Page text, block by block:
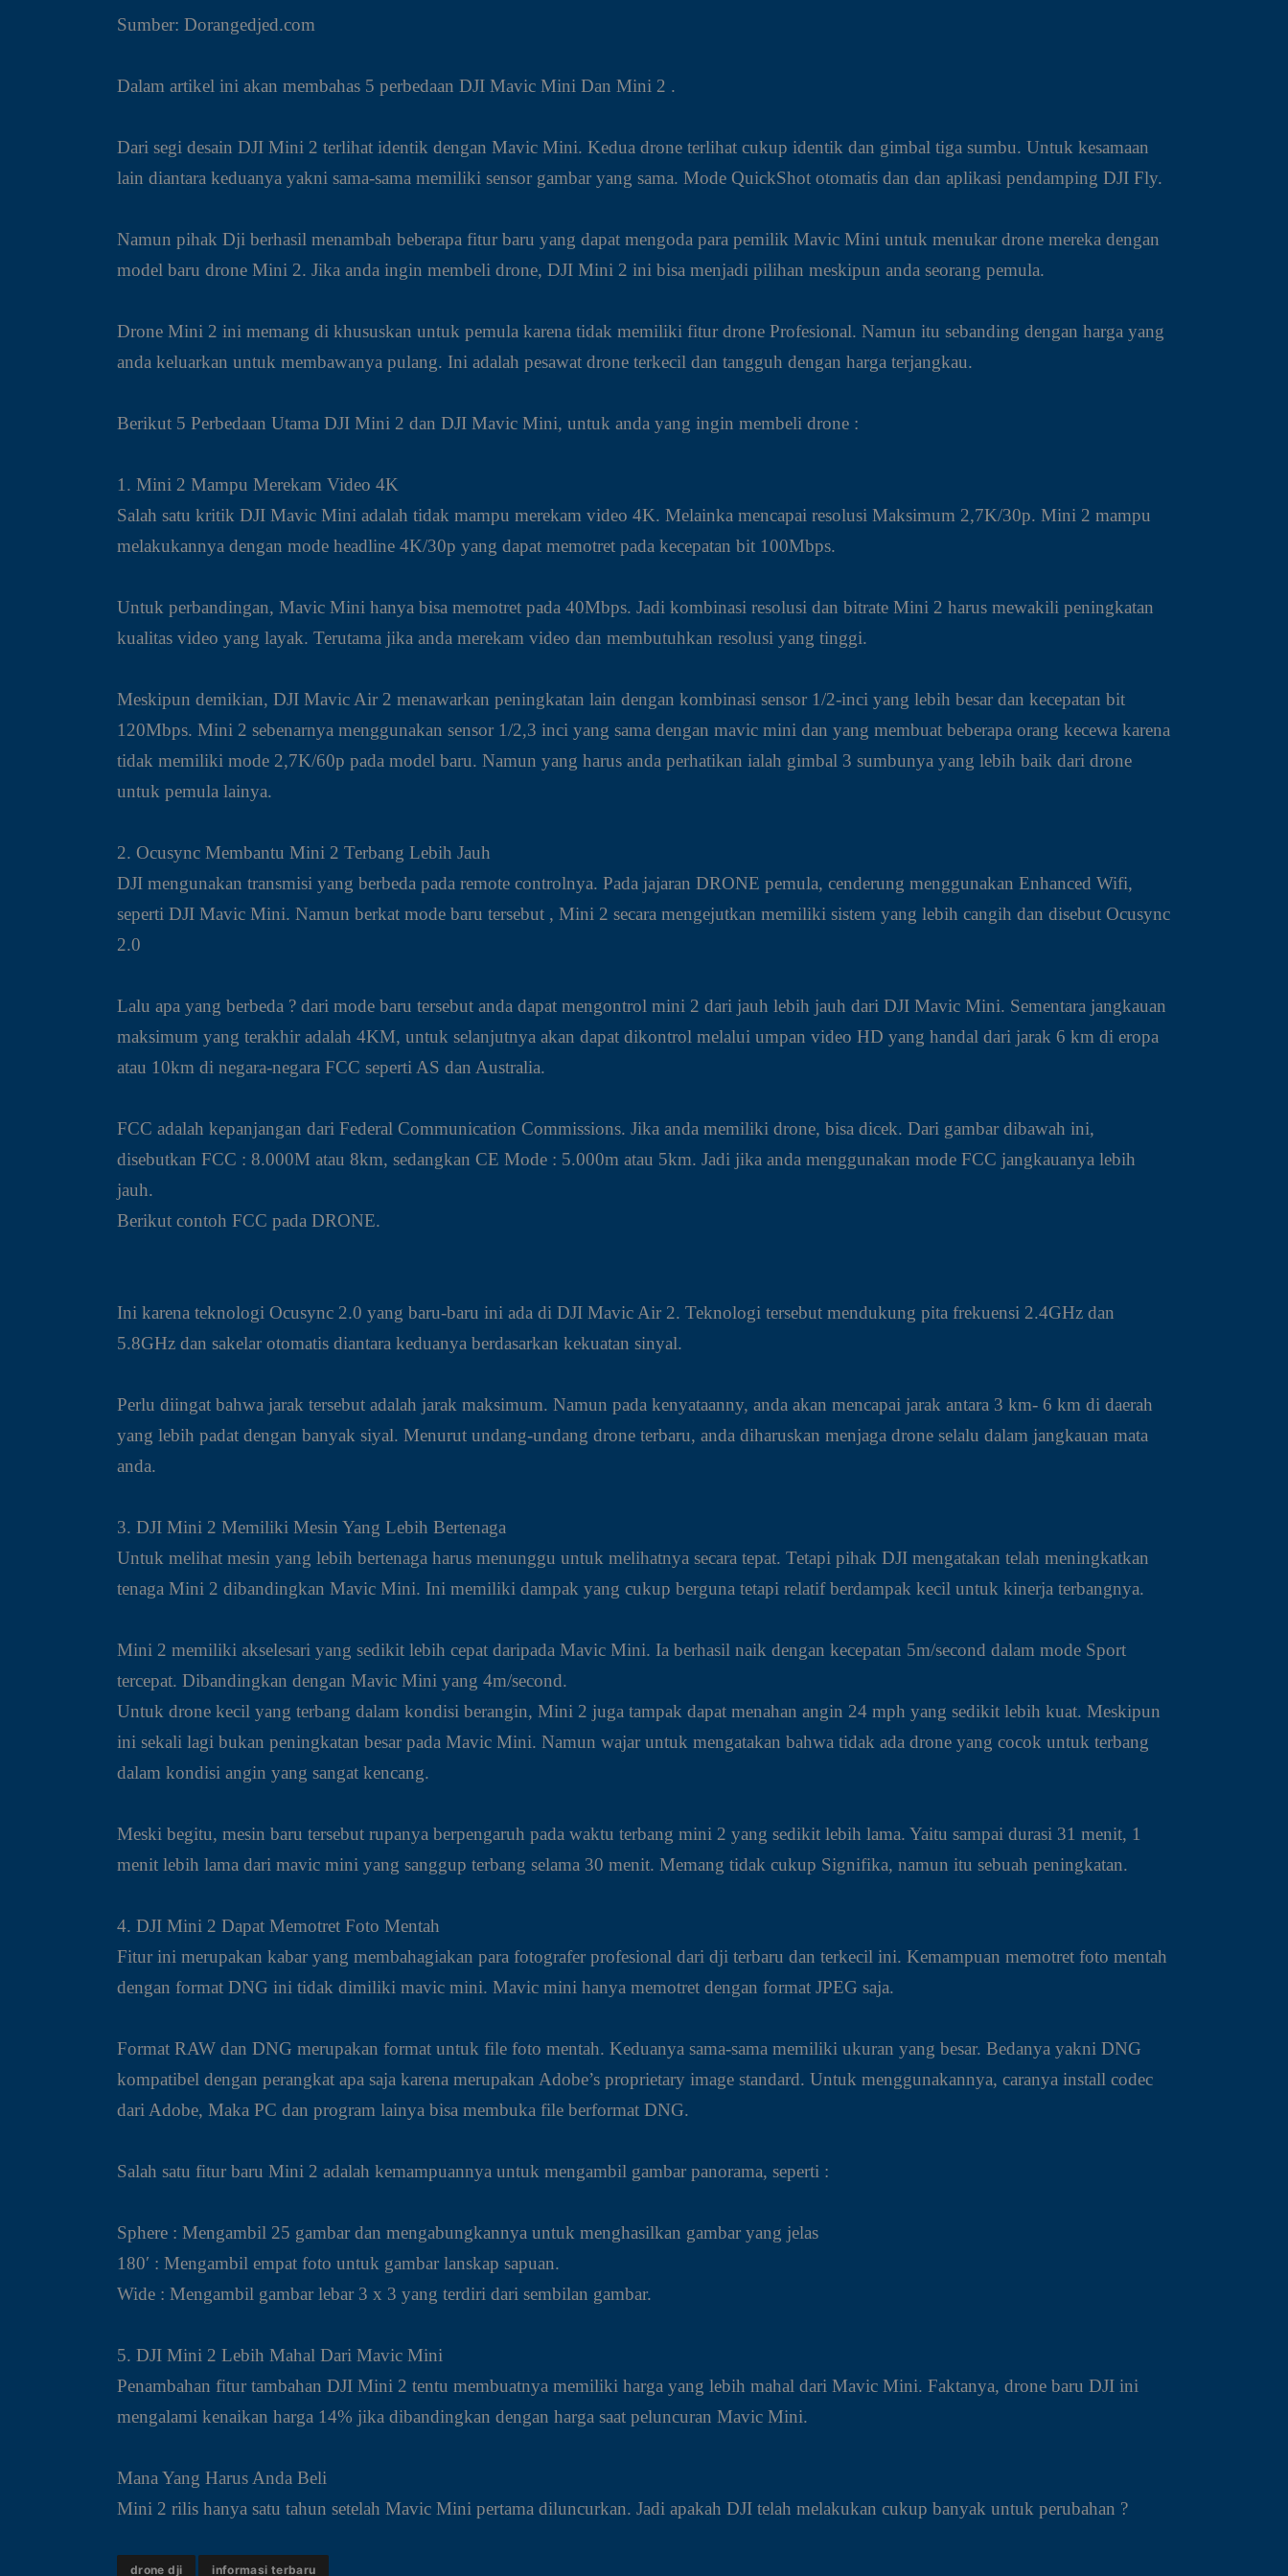
Sumber: Dorangedjed.com
Dalam artikel ini akan membahas 5 perbedaan DJI Mavic Mini Dan Mini 2 .
Dari segi desain DJI Mini 2 terlihat identik dengan Mavic Mini. Kedua drone terlihat cukup identik dan gimbal tiga sumbu. Untuk kesamaan
lain diantara keduanya yakni sama-sama memiliki sensor gambar yang sama. Mode QuickShot otomatis dan dan aplikasi pendamping DJI Fly.
Namun pihak Dji berhasil menambah beberapa fitur baru yang dapat mengoda para pemilik Mavic Mini untuk menukar drone mereka dengan
model baru drone Mini 2. Jika anda ingin membeli drone, DJI Mini 2 ini bisa menjadi pilihan meskipun anda seorang pemula.
Drone Mini 2 ini memang di khususkan untuk pemula karena tidak memiliki fitur drone Profesional. Namun itu sebanding dengan harga yang
anda keluarkan untuk membawanya pulang. Ini adalah pesawat drone terkecil dan tangguh dengan harga terjangkau.
Berikut 5 Perbedaan Utama DJI Mini 2 dan DJI Mavic Mini, untuk anda yang ingin membeli drone :
1. Mini 2 Mampu Merekam Video 4K
Salah satu kritik DJI Mavic Mini adalah tidak mampu merekam video 4K. Melainka mencapai resolusi Maksimum 2,7K/30p. Mini 2 mampu
melakukannya dengan mode headline 4K/30p yang dapat memotret pada kecepatan bit 100Mbps.
Untuk perbandingan, Mavic Mini hanya bisa memotret pada 40Mbps. Jadi kombinasi resolusi dan bitrate Mini 2 harus mewakili peningkatan
kualitas video yang layak. Terutama jika anda merekam video dan membutuhkan resolusi yang tinggi.
Meskipun demikian, DJI Mavic Air 2 menawarkan peningkatan lain dengan kombinasi sensor 1/2-inci yang lebih besar dan kecepatan bit
120Mbps. Mini 2 sebenarnya menggunakan sensor 1/2,3 inci yang sama dengan mavic mini dan yang membuat beberapa orang kecewa karena
tidak memiliki mode 2,7K/60p pada model baru. Namun yang harus anda perhatikan ialah gimbal 3 sumbunya yang lebih baik dari drone
untuk pemula lainya.
2. Ocusync Membantu Mini 2 Terbang Lebih Jauh
DJI mengunakan transmisi yang berbeda pada remote controlnya. Pada jajaran DRONE pemula, cenderung menggunakan Enhanced Wifi,
seperti DJI Mavic Mini. Namun berkat mode baru tersebut , Mini 2 secara mengejutkan memiliki sistem yang lebih cangih dan disebut Ocusync
2.0
Lalu apa yang berbeda ? dari mode baru tersebut anda dapat mengontrol mini 2 dari jauh lebih jauh dari DJI Mavic Mini. Sementara jangkauan
maksimum yang terakhir adalah 4KM, untuk selanjutnya akan dapat dikontrol melalui umpan video HD yang handal dari jarak 6 km di eropa
atau 10km di negara-negara FCC seperti AS dan Australia.
FCC adalah kepanjangan dari Federal Communication Commissions. Jika anda memiliki drone, bisa dicek. Dari gambar dibawah ini,
disebutkan FCC : 8.000M atau 8km, sedangkan CE Mode : 5.000m atau 5km. Jadi jika anda menggunakan mode FCC jangkauanya lebih
jauh.
Berikut contoh FCC pada DRONE.
Ini karena teknologi Ocusync 2.0 yang baru-baru ini ada di DJI Mavic Air 2. Teknologi tersebut mendukung pita frekuensi 2.4GHz dan
5.8GHz dan sakelar otomatis diantara keduanya berdasarkan kekuatan sinyal.
Perlu diingat bahwa jarak tersebut adalah jarak maksimum. Namun pada kenyataanny, anda akan mencapai jarak antara 3 km- 6 km di daerah
yang lebih padat dengan banyak siyal. Menurut undang-undang drone terbaru, anda diharuskan menjaga drone selalu dalam jangkauan mata
anda.
3. DJI Mini 2 Memiliki Mesin Yang Lebih Bertenaga
Untuk melihat mesin yang lebih bertenaga harus menunggu untuk melihatnya secara tepat. Tetapi pihak DJI mengatakan telah meningkatkan
tenaga Mini 2 dibandingkan Mavic Mini. Ini memiliki dampak yang cukup berguna tetapi relatif berdampak kecil untuk kinerja terbangnya.
Mini 2 memiliki akselesari yang sedikit lebih cepat daripada Mavic Mini. Ia berhasil naik dengan kecepatan 5m/second dalam mode Sport
tercepat. Dibandingkan dengan Mavic Mini yang 4m/second.
Untuk drone kecil yang terbang dalam kondisi berangin, Mini 2 juga tampak dapat menahan angin 24 mph yang sedikit lebih kuat. Meskipun
ini sekali lagi bukan peningkatan besar pada Mavic Mini. Namun wajar untuk mengatakan bahwa tidak ada drone yang cocok untuk terbang
dalam kondisi angin yang sangat kencang.
Meski begitu, mesin baru tersebut rupanya berpengaruh pada waktu terbang mini 2 yang sedikit lebih lama. Yaitu sampai durasi 31 menit, 1
menit lebih lama dari mavic mini yang sanggup terbang selama 30 menit. Memang tidak cukup Signifika, namun itu sebuah peningkatan.
4. DJI Mini 2 Dapat Memotret Foto Mentah
Fitur ini merupakan kabar yang membahagiakan para fotografer profesional dari dji terbaru dan terkecil ini. Kemampuan memotret foto mentah
dengan format DNG ini tidak dimiliki mavic mini. Mavic mini hanya memotret dengan format JPEG saja.
Format RAW dan DNG merupakan format untuk file foto mentah. Keduanya sama-sama memiliki ukuran yang besar. Bedanya yakni DNG
kompatibel dengan perangkat apa saja karena merupakan Adobe’s proprietary image standard. Untuk menggunakannya, caranya install codec
dari Adobe, Maka PC dan program lainya bisa membuka file berformat DNG.
Salah satu fitur baru Mini 2 adalah kemampuannya untuk mengambil gambar panorama, seperti :
Sphere : Mengambil 25 gambar dan mengabungkannya untuk menghasilkan gambar yang jelas
180′ : Mengambil empat foto untuk gambar lanskap sapuan.
Wide : Mengambil gambar lebar 3 x 3 yang terdiri dari sembilan gambar.
5. DJI Mini 2 Lebih Mahal Dari Mavic Mini
Penambahan fitur tambahan DJI Mini 2 tentu membuatnya memiliki harga yang lebih mahal dari Mavic Mini. Faktanya, drone baru DJI ini
mengalami kenaikan harga 14% jika dibandingkan dengan harga saat peluncuran Mavic Mini.
Mana Yang Harus Anda Beli
Mini 2 rilis hanya satu tahun setelah Mavic Mini pertama diluncurkan. Jadi apakah DJI telah melakukan cukup banyak untuk perubahan ?
drone dji informasi terbaru